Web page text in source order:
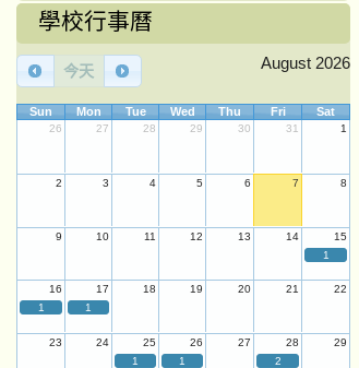
學校行事曆
今天 August 2026
Sun Mon Tue Wed Thu Fri Sat
26 27 28 29 30 31 1
2 3 4 5 6 7 8
9 10 11 12 13 14
15
1
16 17 18 19 20 21
22
1
1
23 24 25 26 27 28
29
1
1 2